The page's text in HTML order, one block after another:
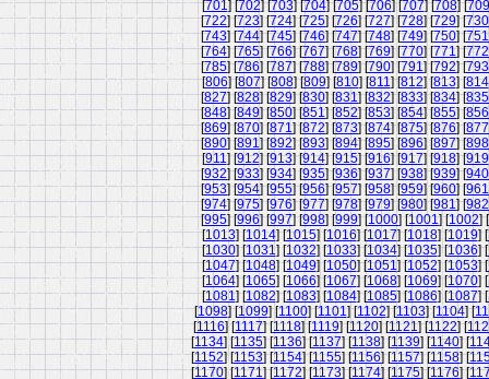
[701] [702] [703] [704] [705] [706] [707] [708] [709
[722] [723] [724] [725] [726] [727] [728] [729] [730
[743] [744] [745] [746] [747] [748] [749] [750] [751
[764] [765] [766] [767] [768] [769] [770] [771] [772
[785] [786] [787] [788] [789] [790] [791] [792] [793
[806] [807] [808] [809] [810] [811] [812] [813] [814
[827] [828] [829] [830] [831] [832] [833] [834] [835
[848] [849] [850] [851] [852] [853] [854] [855] [856
[869] [870] [871] [872] [873] [874] [875] [876] [877
[890] [891] [892] [893] [894] [895] [896] [897] [898
[911] [912] [913] [914] [915] [916] [917] [918] [919
[932] [933] [934] [935] [936] [937] [938] [939] [940
[953] [954] [955] [956] [957] [958] [959] [960] [961
[974] [975] [976] [977] [978] [979] [980] [981] [982
[995] [996] [997] [998] [999] [1000] [1001] [1002] [
[1013] [1014] [1015] [1016] [1017] [1018] [1019] [
[1030] [1031] [1032] [1033] [1034] [1035] [1036] [
[1047] [1048] [1049] [1050] [1051] [1052] [1053] [
[1064] [1065] [1066] [1067] [1068] [1069] [1070] [
[1081] [1082] [1083] [1084] [1085] [1086] [1087] [
[1098] [1099] [1100] [1101] [1102] [1103] [1104] [
[1116] [1117] [1118] [1119] [1120] [1121] [1122] [
[1134] [1135] [1136] [1137] [1138] [1139] [1140] [
[1152] [1153] [1154] [1155] [1156] [1157] [1158] [
[1170] [1171] [1172] [1173] [1174] [1175] [1176] [